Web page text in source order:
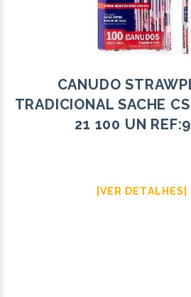
CANUDO
TRADICIONAL SACHE
21 100 UN
|VER DETALHES|